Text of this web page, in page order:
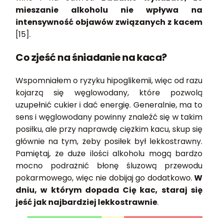
mieszanie alkoholu nie wpływa na
intensywność objawów związanych z kacem
[15].
Co zjeść na śniadanie na kaca?
Wspomniałem o ryzyku hipoglikemii, więc od razu
kojarzą się węglowodany, które pozwolą
uzupełnić cukier i dać energię. Generalnie, ma to
sens i węglowodany powinny znaleźć się w takim
posiłku, ale przy naprawdę ciężkim kacu, skup się
głównie na tym, żeby posiłek był lekkostrawny.
Pamiętaj, że duże ilości alkoholu mogą bardzo
mocno podrażnić błonę śluzową przewodu
pokarmowego, więc nie dobijaj go dodatkowo. W
dniu, w którym dopada Cię kac, staraj się
jeść jak najbardziej lekkostrawnie.